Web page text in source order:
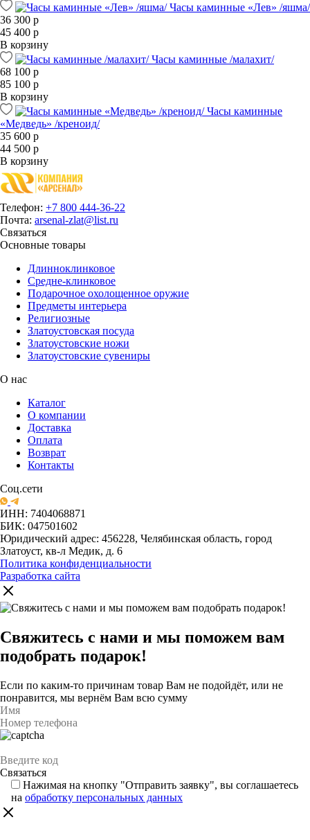
Часы каминные «Лев» /яшма/
36 300 р
45 400 р
В корзину
Часы каминные /малахит/
68 100 р
85 100 р
В корзину
Часы каминные
«Медведь» /креноид/
35 600 р
44 500 р
В корзину
Телефон: +7 800 444-36-22
Почта: arsenal-zlat@list.ru
Связаться
Основные товары
Длинноклинковое
Средне-клинковое
Подарочное охолощенное оружие
Предметы интерьера
Религиозные
Златоустовская посуда
Златоустовские ножи
Златоустовские сувениры
О нас
Каталог
О компании
Доставка
Оплата
Возврат
Контакты
Соц.сети
ИНН: 7404068871
БИК: 047501602
Юридический адрес: 456228, Челябинская область, город
Златоуст, кв-л Медик, д. 6
Политика конфиденциальности
Разработка сайта
Свяжитесь с нами и мы поможем вам
подобрать подарок!
Если по каким-то причинам товар Вам не подойдёт, или не
понравится, мы вернём Вам всю сумму
Нажимая на кнопку "Отправить заявку", вы соглашаетесь
на обработку персональных данных